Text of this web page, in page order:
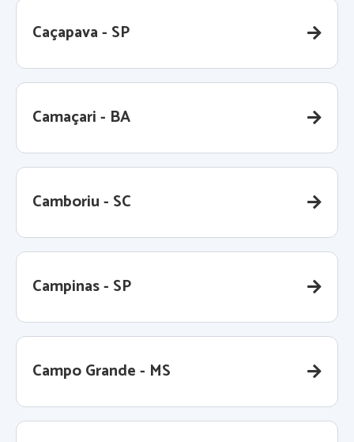
Caçapava - SP
Camaçari - BA
Camboriu - SC
Campinas - SP
Campo Grande - MS